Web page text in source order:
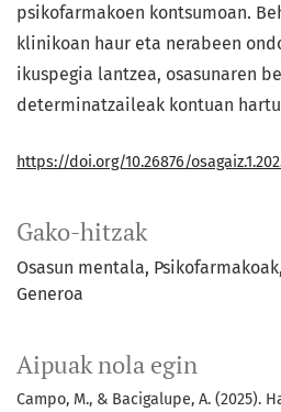
Gako-hitzak
Osasun mentala Psikofarmakoak
Generoa
Aipuak nola egin
Campo, M., & Bacigalupe, A. (2025).
psikofarmakoen kontsumoan.
klinikoan haur eta nerabeen
ikuspegia lantzea, osasunaren
determinatzaileak kontuan
https://doi.org/10.26876/